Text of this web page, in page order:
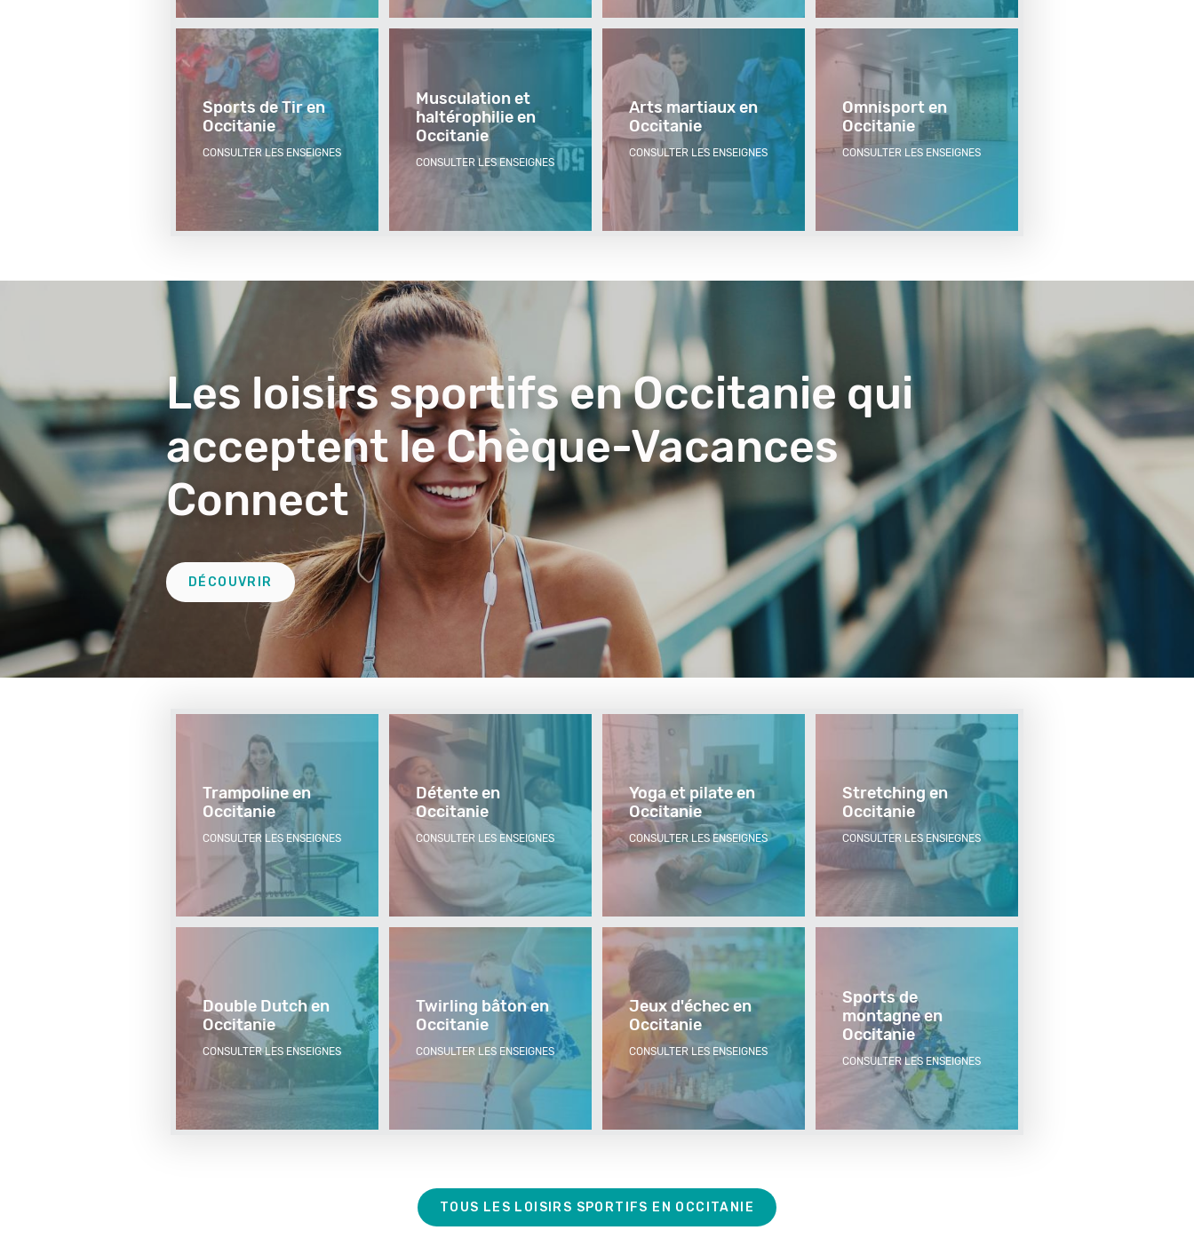
Sports de Tir en
Occitanie
CONSULTER LES ENSEIGNES
Musculation et
haltérophilie en
Occitanie
CONSULTER LES ENSEIGNES
Arts martiaux en
Occitanie
CONSULTER LES ENSEIGNES
Omnisport en
Occitanie
CONSULTER LES ENSEIGNES
Les loisirs sportifs en Occitanie qui
acceptent le Chèque-Vacances
Connect
DÉCOUVRIR
Trampoline en
Occitanie
CONSULTER LES ENSEIGNES
Détente en
Occitanie
CONSULTER LES ENSEIGNES
Yoga et pilate en
Occitanie
CONSULTER LES ENSEIGNES
Stretching en
Occitanie
CONSULTER LES ENSIEGNES
Double Dutch en
Occitanie
CONSULTER LES ENSEIGNES
Twirling bâton en
Occitanie
CONSULTER LES ENSEIGNES
Jeux d'échec en
Occitanie
CONSULTER LES ENSEIGNES
Sports de
montagne en
Occitanie
CONSULTER LES ENSEIGNES
TOUS LES LOISIRS SPORTIFS EN OCCITANIE